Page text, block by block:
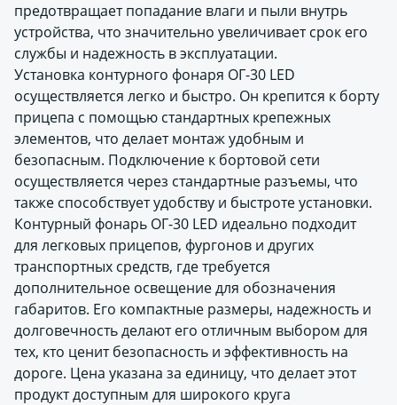
предотвращает попадание влаги и пыли внутрь
устройства, что значительно увеличивает срок его
службы и надежность в эксплуатации.
Установка контурного фонаря ОГ-30 LED
осуществляется легко и быстро. Он крепится к борту
прицепа с помощью стандартных крепежных
элементов, что делает монтаж удобным и
безопасным. Подключение к бортовой сети
осуществляется через стандартные разъемы, что
также способствует удобству и быстроте установки.
Контурный фонарь ОГ-30 LED идеально подходит
для легковых прицепов, фургонов и других
транспортных средств, где требуется
дополнительное освещение для обозначения
габаритов. Его компактные размеры, надежность и
долговечность делают его отличным выбором для
тех, кто ценит безопасность и эффективность на
дороге. Цена указана за единицу, что делает этот
продукт доступным для широкого круга